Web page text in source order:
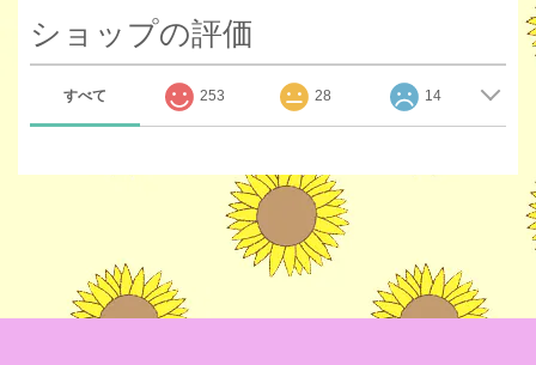
ショップの評価
すべて 253 28 14